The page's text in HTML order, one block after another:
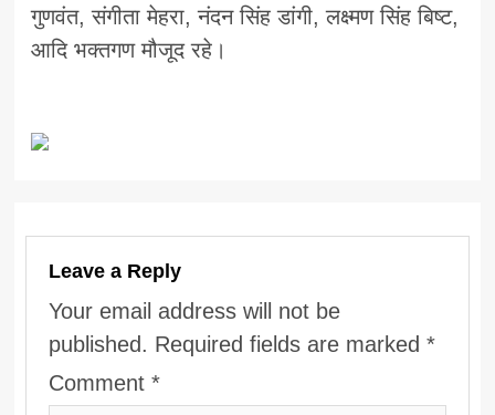
गुणवंत, संगीता मेहरा, नंदन सिंह डांगी, लक्ष्मण सिंह बिष्ट,
आदि भक्तगण मौजूद रहे।
Leave a Reply
Your email address will not be
published. Required fields are marked*
Comment*